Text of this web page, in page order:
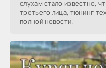
слухам стало известно,
третьего лица, тюнинг
полной новости.